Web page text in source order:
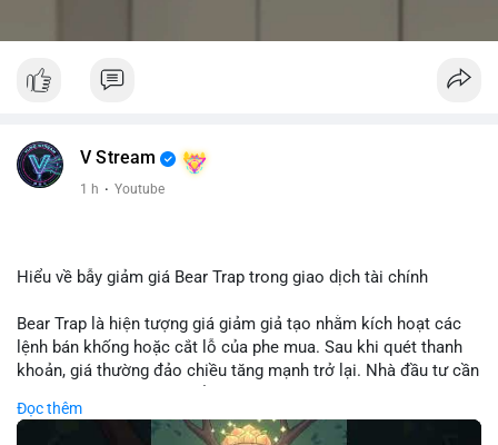
V Stream
1 h · Youtube
Hiểu về bẫy giảm giá Bear Trap trong giao dịch tài chính
Bear Trap là hiện tượng giá giảm giả tạo nhằm kích hoạt các
lệnh bán khống hoặc cắt lỗ của phe mua. Sau khi quét thanh
khoản, giá thường đảo chiều tăng mạnh trở lại. Nhà đầu tư cần
hóa điểm vào lệnh.
Đọc thêm